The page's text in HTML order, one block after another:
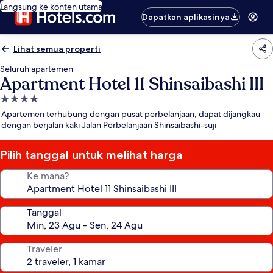
Langsung ke konten utama
Dapatkan aplikasinya
Lihat semua properti
Seluruh apartemen
Apartment Hotel 11 Shinsaibashi III
Properti
bintang
4.0
Apartemen terhubung dengan pusat perbelanjaan, dapat dijangkau
dengan berjalan kaki Jalan Perbelanjaan Shinsaibashi-suji
Pilih tanggal untuk melihat harga
Ke mana?
Tanggal
Traveler